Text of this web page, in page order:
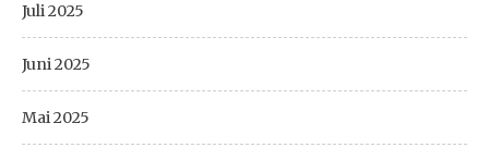
Juli 2025
Juni 2025
Mai 2025